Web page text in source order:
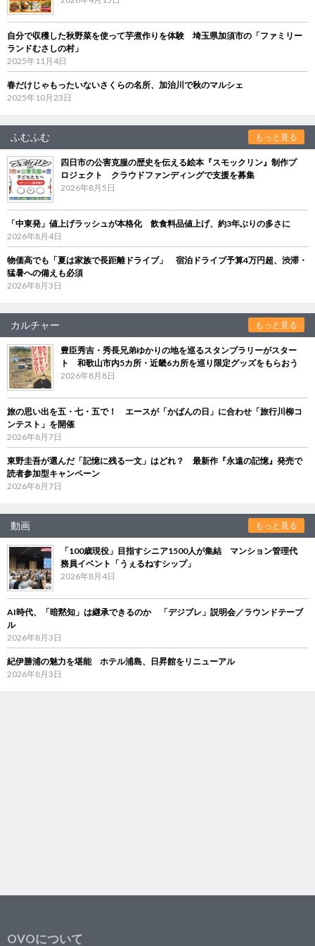
自分で収穫した秋野菜を使って芋煮作りを体験 埼玉県加須市の「ファミリー
ランドむさしの村」
2025年11月4日
春だけじゃもったいないさくらの名所、加治川で秋のマルシェ
2025年10月23日
ふむふむ もっと見る
四日市の公害克服の歴史を伝える絵本『スモックリン』制作プ
ロジェクト クラウドファンディングで支援を募集
2026年8月5日
「中東発」値上げラッシュが本格化 飲食料品値上げ、約3年ぶりの多さに
2026年8月4日
物価高でも「夏は家族で長距離ドライブ」 宿泊ドライブ予算4万円超、渋滞・
猛暑への備えも必須
2026年8月3日
カルチャー もっと見る
豊臣秀吉・秀長兄弟ゆかりの地を巡るスタンプラリーがスター
ト 和歌山市内5カ所・近畿6カ所を巡り限定グッズをもらおう
2026年8月8日
旅の思い出を五・七・五で！ エースが「かばんの日」に合わせ「旅行川柳コ
ンテスト」を開催
2026年8月7日
東野圭吾が選んだ「記憶に残る一文」はどれ？ 最新作『永遠の記憶』発売で
読者参加型キャンペーン
2026年8月7日
動画 もっと見る
「100歳現役」目指すシニア1500人が集結 マンション管理代
務員イベント「うぇるねすシップ」
2026年8月4日
AI時代、「暗黙知」は継承できるのか 「デジブレ」説明会／ラウンドテーブ
ル
2026年8月3日
紀伊勝浦の魅力を堪能 ホテル浦島、日昇館をリニューアル
2026年8月3日
OVOについて